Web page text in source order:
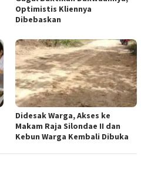
Optimistis Kliennya
Dibebaskan
Didesak Warga, Akses ke
Makam Raja Silondae II dan
Kebun Warga Kembali Dibuka